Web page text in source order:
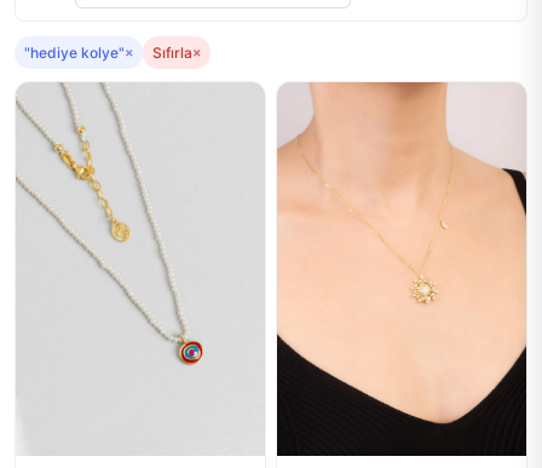
"hediye kolye"× Sıfırla×